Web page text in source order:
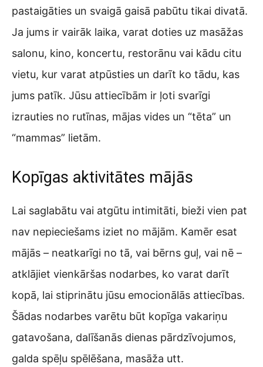
pastaigāties un svaigā gaisā pabūtu tikai divatā.
Ja jums ir vairāk laika, varat doties uz masāžas
salonu, kino, koncertu, restorānu vai kādu citu
vietu, kur varat atpūsties un darīt ko tādu, kas
jums patīk. Jūsu attiecībām ir ļoti svarīgi
izrauties no rutīnas, mājas vides un “tēta” un
“mammas” lietām.
Kopīgas aktivitātes mājās
Lai saglabātu vai atgūtu intimitāti, bieži vien pat
nav nepieciešams iziet no mājām. Kamēr esat
mājās – neatkarīgi no tā, vai bērns guļ, vai nē –
atklājiet vienkāršas nodarbes, ko varat darīt
kopā, lai stiprinātu jūsu emocionālās attiecības.
Šādas nodarbes varētu būt kopīga vakariņu
gatavošana, dalīšanās dienas pārdzīvojumos,
galda spēļu spēlēšana, masāža utt.